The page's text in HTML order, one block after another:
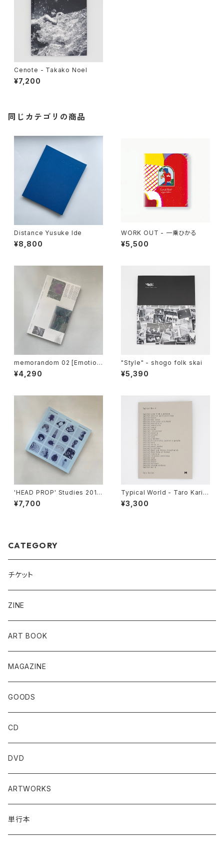
Cenote - Takako Noel
¥7,200
同じカテゴリの商品
Distance Yusuke Ide
¥8,800
WORK OUT - 一乗ひかる
¥5,500
memorandom 02 [Emotion
al Particles] :Sayaka Maruy
ama
¥4,290
"Style" - shogo folk skai
¥5,390
'HEAD PROP' Studies 2013
-2016 The Third Print of th
e Skyblue COVER
¥7,700
Typical World - Taro Karib
e
¥3,300
CATEGORY
チケット
ZINE
ART BOOK
MAGAZINE
GOODS
CD
DVD
ARTWORKS
単行本